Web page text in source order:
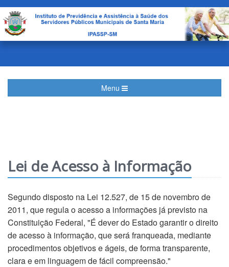
Menu
Lei de Acesso à Informação
Segundo disposto na Lei 12.527, de 15 de novembro de
2011, que regula o acesso a informações já previsto na
Constituição Federal, "É dever do Estado garantir o direito
de acesso à informação, que será franqueada, mediante
procedimentos objetivos e ágeis, de forma transparente,
clara e em linguagem de fácil compreensão."